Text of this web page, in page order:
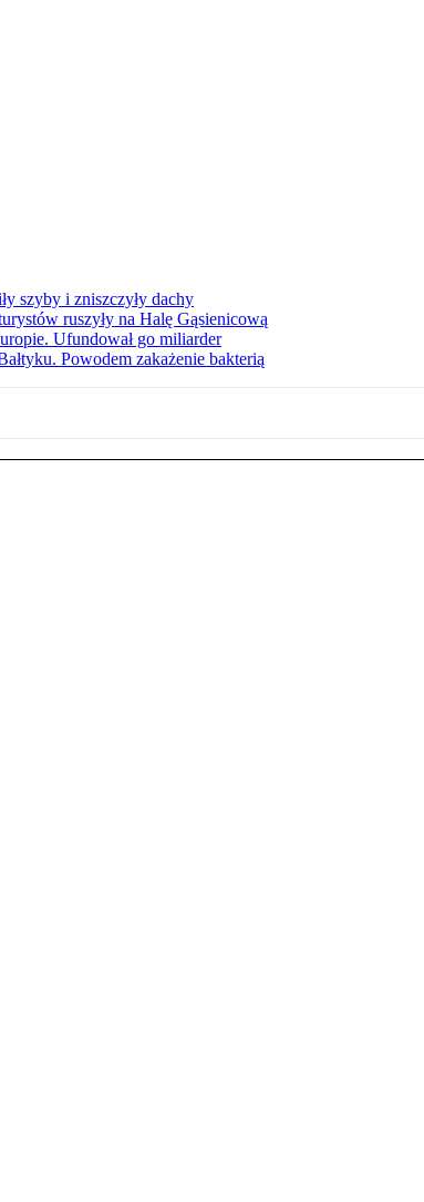
szyby i zniszczyły dachy
ruszyły na Halę Gąsienicową
Ufundował go miliarder
Powodem zakażenie bakterią